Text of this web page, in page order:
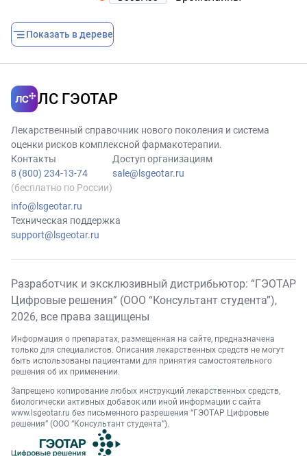
Показать в дереве
ЛС ГЭОТАР
Лекарственный справочник нового поколения и система
оценки рисков комплексной фармакотерапии.
Контакты
8 (800) 234-13-74
(бесплатно по России)
info@lsgeotar.ru
Доступ организациям
sale@lsgeotar.ru
Техническая поддержка
support@lsgeotar.ru
Разработчик и эксклюзивный дистрибьютор: “ГЭОТАР
Цифровые решения” (ООО “Консультант студента”),
2026, все права защищены
Информация о препаратах, размещенная на сайте, предназначена
только для специалистов. Описания лекарственных средств не могут
быть использованы пациентами для принятия самостоятельного
решения об их применении.
Запрещено копирование любых инструкций лекарственных средств,
биологически активных добавок или иной информации с сайта
www.lsgeotar.ru без письменного разрешения “ГЭОТАР Цифровые
решения” (ООО “Консультант студента”).